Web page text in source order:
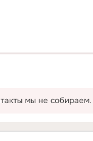
мы не собираем.